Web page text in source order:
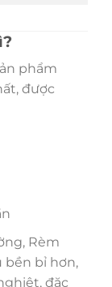
phẩm
được
Rèm
bền bỉ hơn,
đặc